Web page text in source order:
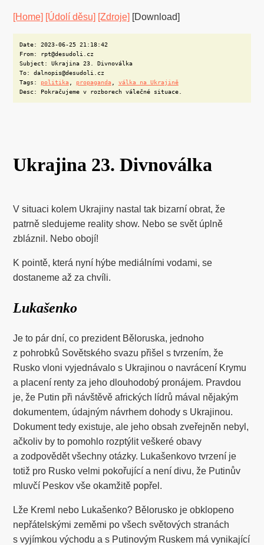
[Home] [Údolí děsu] [Zdroje] [Download]
Date: 2023-06-25 21:18:42
From: rpt@desudoli.cz
Subject: Ukrajina 23. Divnoválka
To: dalnopis@desudoli.cz
Tags:
politika, propaganda, válka na Ukrajině
Desc: Pokračujeme v rozborech válečné situace.
Ukrajina 23. Divnoválka
V situaci kolem Ukrajiny nastal tak bizarní obrat, že
patrně sledujeme reality show. Nebo se svět úplně
zbláznil. Nebo obojí!
K pointě, která nyní hýbe mediálními vodami, se
dostaneme až za chvíli.
Lukašenko
Je to pár dní, co prezident Běloruska, jednoho
z pohrobků Sovětského svazu přišel s tvrzením, že
Rusko vloni vyjednávalo s Ukrajinou o navrácení Krymu
a placení renty za jeho dlouhodobý pronájem. Pravdou
je, že Putin při návštěvě afrických lídrů mával nějakým
dokumentem, údajným návrhem dohody s Ukrajinou.
Dokument tedy existuje, ale jeho obsah zveřejněn nebyl,
ačkoliv by to pomohlo rozptýlit veškeré obavy
a zodpovědět všechny otázky. Lukašenkovo tvrzení je
totiž pro Rusko velmi pokořující a není divu, že Putinův
mluvčí Peskov vše okamžitě popřel.
Lže Kreml nebo Lukašenko? Bělorusko je obklopeno
nepřátelskými zeměmi po všech světových stranách
s vyjímkou východu a s Putinovým Ruskem má vynikající